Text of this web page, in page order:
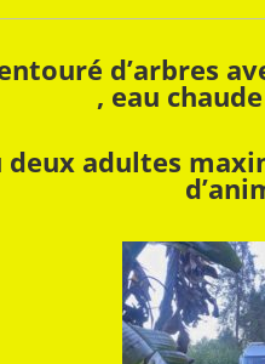
d’arbres
, eau
adultes